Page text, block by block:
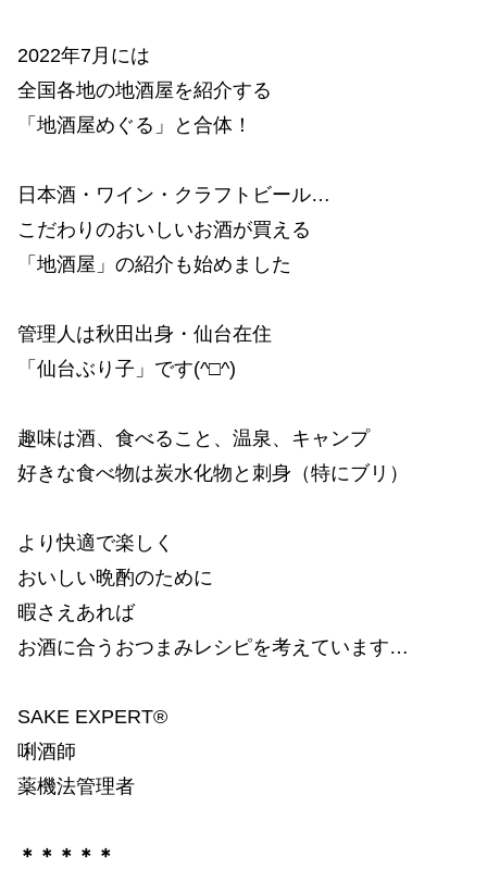
2022年7月には
全国各地の地酒屋を紹介する
「地酒屋めぐる」と合体！
日本酒・ワイン・クラフトビール…
こだわりのおいしいお酒が買える
「地酒屋」の紹介も始めました
管理人は秋田出身・仙台在住
「仙台ぶり子」です(^□^)
趣味は酒、食べること、温泉、キャンプ
好きな食べ物は炭水化物と刺身（特にブリ）
より快適で楽しく
おいしい晩酌のために
暇さえあれば
お酒に合うおつまみレシピを考えています…
SAKE EXPERT®
唎酒師
薬機法管理者
＊＊＊＊＊